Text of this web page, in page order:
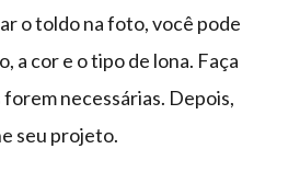
o toldo na foto, você pode
a cor e o tipo de lona. Faça
necessárias. Depois,
seu projeto.